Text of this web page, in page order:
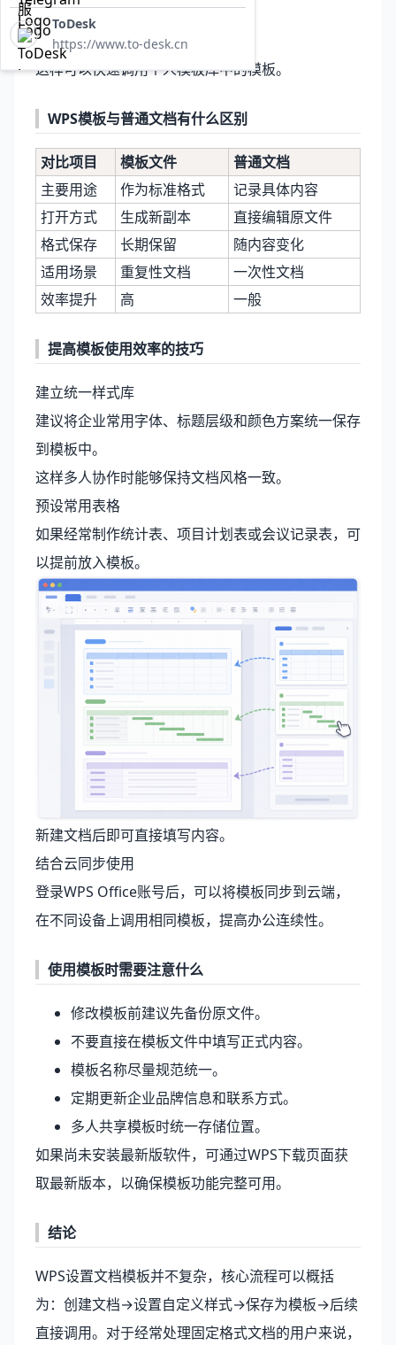
选择对应模板
点击使用
这样可以快速调用个人模板库中的模板。
WPS模板与普通文档有什么区别
对比项目 模板文件
普通文档
主要用途
作为标准格式
记录具体内容
打开方式
生成新副本
直接编辑原文件
格式保存
长期保留
随内容变化
适用场景
重复性文档
一次性文档
效率提升
高 一般
提高模板使用效率的技巧
建立统一样式库
建议将企业常用字体、标题层级和颜色方案统一保存
到模板中。
这样多人协作时能够保持文档风格一致。
预设常用表格
如果经常制作统计表、项目计划表或会议记录表，可
以提前放入模板。
新建文档后即可直接填写内容。
结合云同步使用
登录WPS Office账号后，可以将模板同步到云端，
在不同设备上调用相同模板，提高办公连续性。
使用模板时需要注意什么
修改模板前建议先备份原文件。
不要直接在模板文件中填写正式内容。
模板名称尽量规范统一。
定期更新企业品牌信息和联系方式。
多人共享模板时统一存储位置。
如果尚未安装最新版软件，可通过WPS下载页面获
取最新版本，以确保模板功能完整可用。
结论
WPS设置文档模板并不复杂，核心流程可以概括
为：创建文档→设置自定义样式→保存为模板→后续
直接调用。对于经常处理固定格式文档的用户来说，
ToDesk
https://www.to-desk.cn